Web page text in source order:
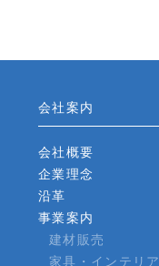
会社案内
会社概要
企業理念
沿革
事業案内
建材販売
家具・インテリア